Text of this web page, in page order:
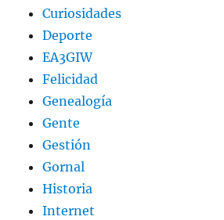
Curiosidades
Deporte
EA3GIW
Felicidad
Genealogía
Gente
Gestión
Gornal
Historia
Internet